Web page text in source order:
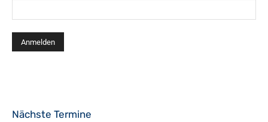
Nächste Termine